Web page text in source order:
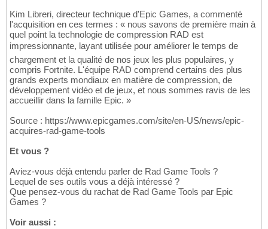
Kim Libreri, directeur technique d'Epic Games, a commenté
l'acquisition en ces termes : « nous savons de première main à
quel point la technologie de compression RAD est
impressionnante, layant utilisée pour améliorer le temps de
chargement et la qualité de nos jeux les plus populaires, y
compris Fortnite. L'équipe RAD comprend certains des plus
grands experts mondiaux en matière de compression, de
développement vidéo et de jeux, et nous sommes ravis de les
accueillir dans la famille Epic. »
Source : https://www.epicgames.com/site/en-US/news/epic-
acquires-rad-game-tools
Et vous ?
Aviez-vous déjà entendu parler de Rad Game Tools ?
Lequel de ses outils vous a déjà intéressé ?
Que pensez-vous du rachat de Rad Game Tools par Epic
Games ?
Voir aussi :